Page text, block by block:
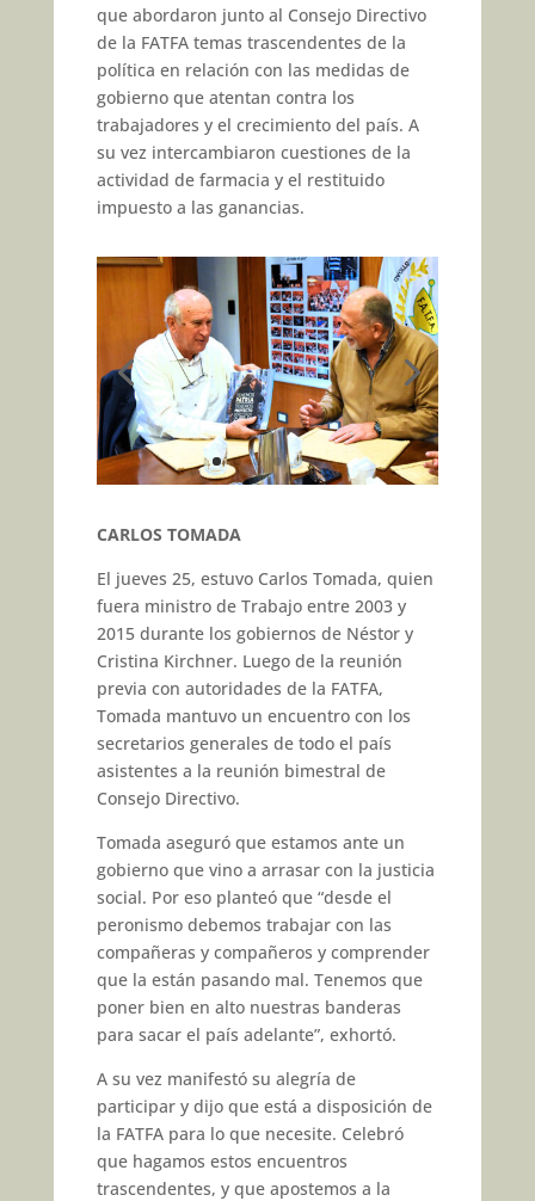
que abordaron junto al Consejo Directivo
de la FATFA temas trascendentes de la
política en relación con las medidas de
gobierno que atentan contra los
trabajadores y el crecimiento del país. A
su vez intercambiaron cuestiones de la
actividad de farmacia y el restituido
impuesto a las ganancias.
CARLOS TOMADA
El jueves 25, estuvo Carlos Tomada, quien
fuera ministro de Trabajo entre 2003 y
2015 durante los gobiernos de Néstor y
Cristina Kirchner. Luego de la reunión
previa con autoridades de la FATFA,
Tomada mantuvo un encuentro con los
secretarios generales de todo el país
asistentes a la reunión bimestral de
Consejo Directivo.
Tomada aseguró que estamos ante un
gobierno que vino a arrasar con la justicia
social. Por eso planteó que “desde el
peronismo debemos trabajar con las
compañeras y compañeros y comprender
que la están pasando mal. Tenemos que
poner bien en alto nuestras banderas
para sacar el país adelante”, exhortó.
A su vez manifestó su alegría de
participar y dijo que está a disposición de
la FATFA para lo que necesite. Celebró
que hagamos estos encuentros
trascendentes, y que apostemos a la